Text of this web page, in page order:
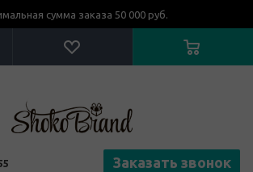
сумма заказа 50 000 руб.
Заказать звонок